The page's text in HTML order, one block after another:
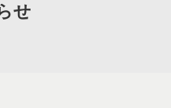
せ